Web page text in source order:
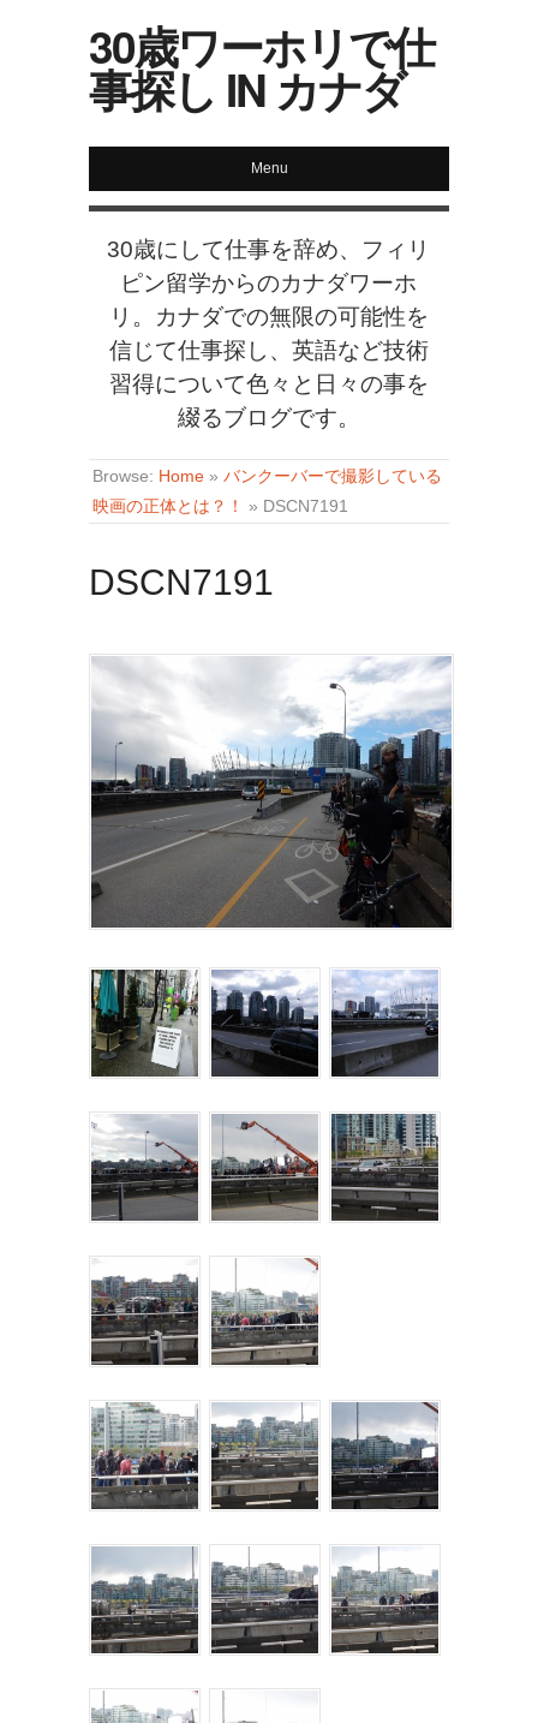
30歳ワーホリで仕
事探し IN カナダ
Menu
30歳にして仕事を辞め、フィリ
ピン留学からのカナダワーホ
リ。カナダでの無限の可能性を
信じて仕事探し、英語など技術
習得について色々と日々の事を
綴るブログです。
Browse: Home » バンクーバーで撮影している
映画の正体とは？！
» DSCN7191
DSCN7191